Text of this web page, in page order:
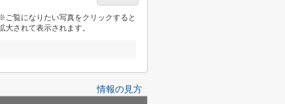
ご覧になりたい写真をクリックすると
大されて表示されます。
情報の見方